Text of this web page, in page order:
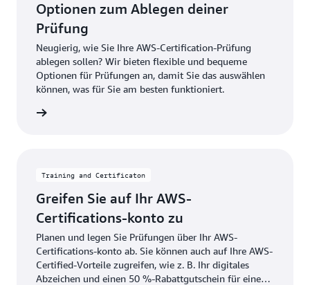
Optionen zum Ablegen deiner
Prüfung
Neugierig, wie Sie Ihre AWS-Certification-Prüfung
ablegen sollen? Wir bieten flexible und bequeme
Optionen für Prüfungen an, damit Sie das auswählen
können, was für Sie am besten funktioniert.
Training and Certificaton
Greifen Sie auf Ihr AWS-
Certifications-konto zu
Planen und legen Sie Prüfungen über Ihr AWS-
Certifications-konto ab. Sie können auch auf Ihre AWS-
Certified-Vorteile zugreifen, wie z. B. Ihr digitales
Abzeichen und einen 50 %-Rabattgutschein für eine